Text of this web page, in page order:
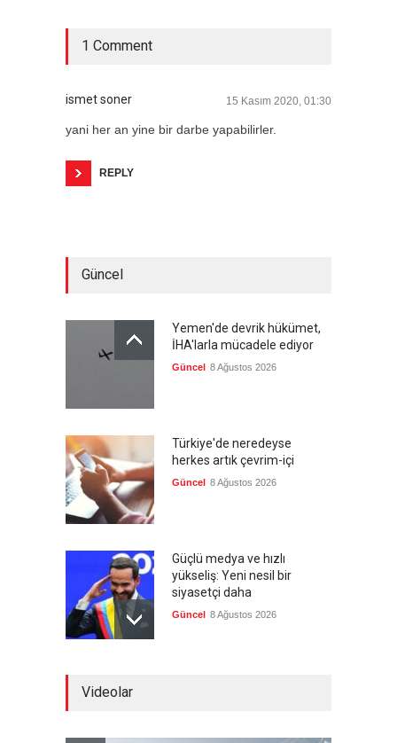
1 Comment
ismet soner 15 Kasım 2020, 01:30
yani her an yine bir darbe yapabilirler.
REPLY
Güncel
Yemen'de devrik hükümet,
İHA'larla mücadele ediyor
Güncel 8 Ağustos 2026
Türkiye'de neredeyse
herkes artık çevrim-içi
Güncel 8 Ağustos 2026
Güçlü medya ve hızlı
yükseliş: Yeni nesil bir
siyasetçi daha
Güncel 8 Ağustos 2026
Videolar